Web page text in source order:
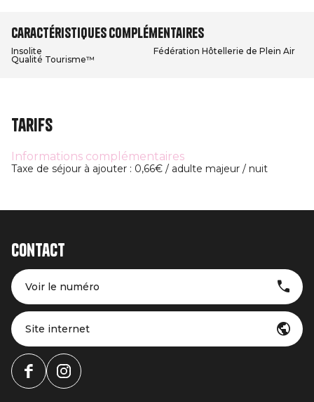
Caractéristiques complémentaires
Insolite
Fédération Hôtellerie de Plein Air
Qualité Tourisme™
Tarifs
Informations complémentaires
Taxe de séjour à ajouter : 0,66€ / adulte majeur / nuit
Contact
Voir le numéro
Site internet